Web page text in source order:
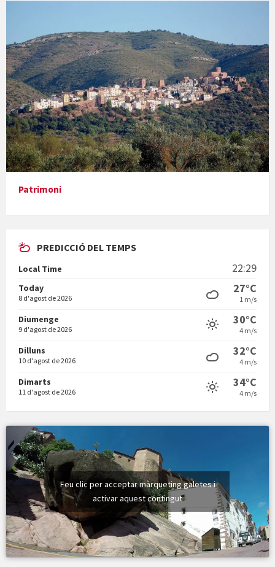
Concerts al Museu
Presentació del llibre &quot;La mare&quot;, d'Emma Zafon
En Bum
Vermuts a la Font. Hit parit
Patrimoni
PREDICCIÓ DEL TEMPS
Local Time 22:29
Today
8 d'agost de 2026
27°C
1 m/s
Diumenge
9 d'agost de 2026
30°C
4 m/s
Dilluns
10 d'agost de 2026
32°C
4 m/s
Dimarts
11 d'agost de 2026
34°C
4 m/s
Feu clic per acceptar màrqueting galetes i
activar aquest contingut